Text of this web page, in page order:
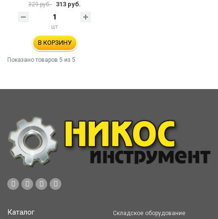
329 руб. 313 руб.
шт
В КОРЗИНУ
Показано товаров 5 из 5
Каталог
Складское оборудование